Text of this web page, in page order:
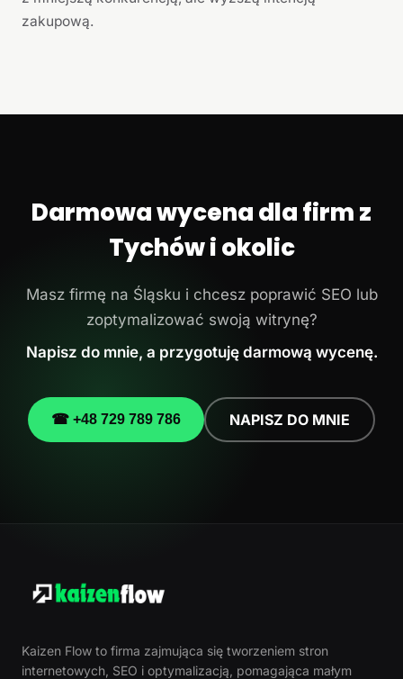
zakupową.
Darmowa wycena dla firm z
Tychów i okolic
Masz firmę na Śląsku i chcesz poprawić SEO lub
zoptymalizować swoją witrynę?
Napisz do mnie, a przygotuję darmową wycenę.
☎ +48 729 789 786 NAPISZ DO MNIE
Kaizen Flow to firma zajmująca się tworzeniem stron
internetowych, SEO i optymalizacją, pomagająca małym